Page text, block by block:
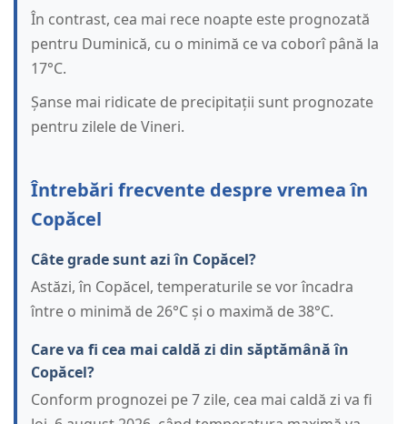
În contrast, cea mai rece noapte este prognozată
pentru Duminică, cu o minimă ce va coborî până la
17°C.
Șanse mai ridicate de precipitații sunt prognozate
pentru zilele de Vineri.
Întrebări frecvente despre vremea în
Copăcel
Câte grade sunt azi în Copăcel?
Astăzi, în Copăcel, temperaturile se vor încadra
între o minimă de 26°C și o maximă de 38°C.
Care va fi cea mai caldă zi din săptămână în
Copăcel?
Conform prognozei pe 7 zile, cea mai caldă zi va fi